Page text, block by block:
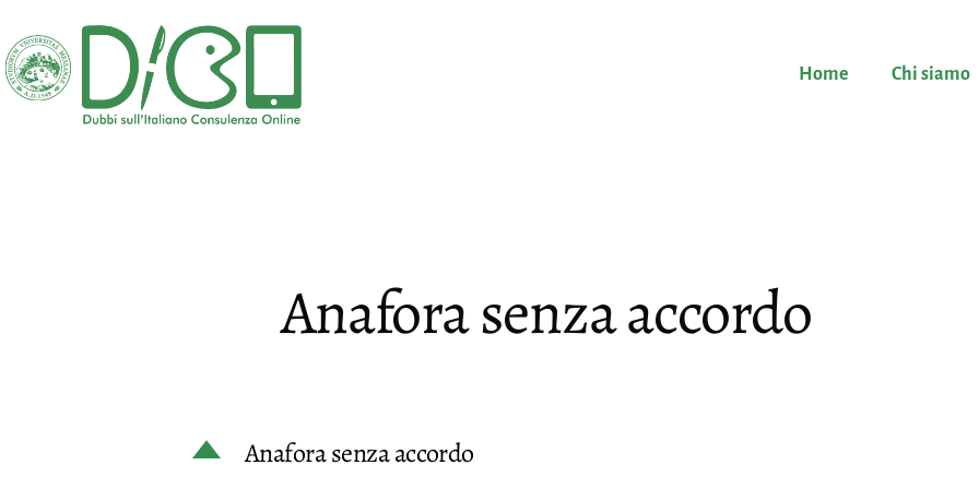
al
contenuto
Home Chi siamo
Anafora senza accordo
D Anafora senza accordo